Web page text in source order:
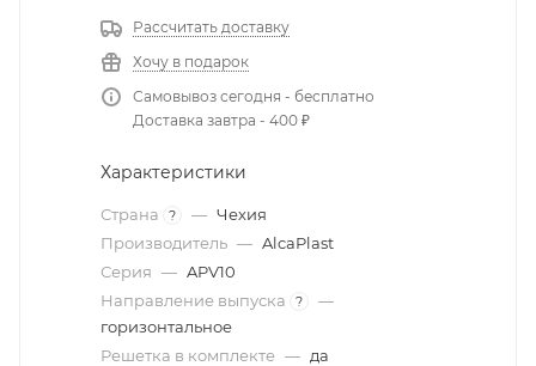
Рассчитать доставку
Хочу в подарок
Самовывоз сегодня - бесплатно
Доставка завтра - 400 ₽
Характеристики
Страна ? — Чехия
Производитель — AlcaPlast
Серия — APV10
Направление выпуска
?
—
горизонтальное
Решетка в комплекте — да